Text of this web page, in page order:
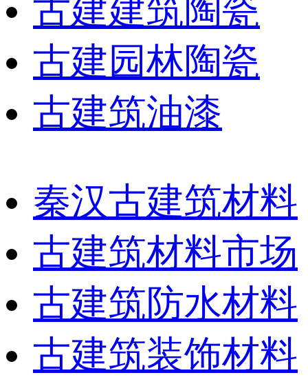
古建建筑陶瓷
古建园林陶瓷
古建筑油漆
秦汉古建筑材料
古建筑材料市场
古建筑防水材料
古建筑装饰材料